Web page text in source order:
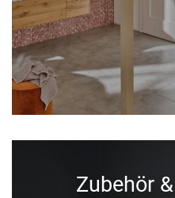
Zubehör